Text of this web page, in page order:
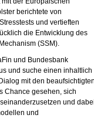
berichtete von
und vertieften
die Entwicklung des
(SSM).
und Bundesbank
und suche einen inhaltlich
mit den
Chance gesehen, sich
und
und